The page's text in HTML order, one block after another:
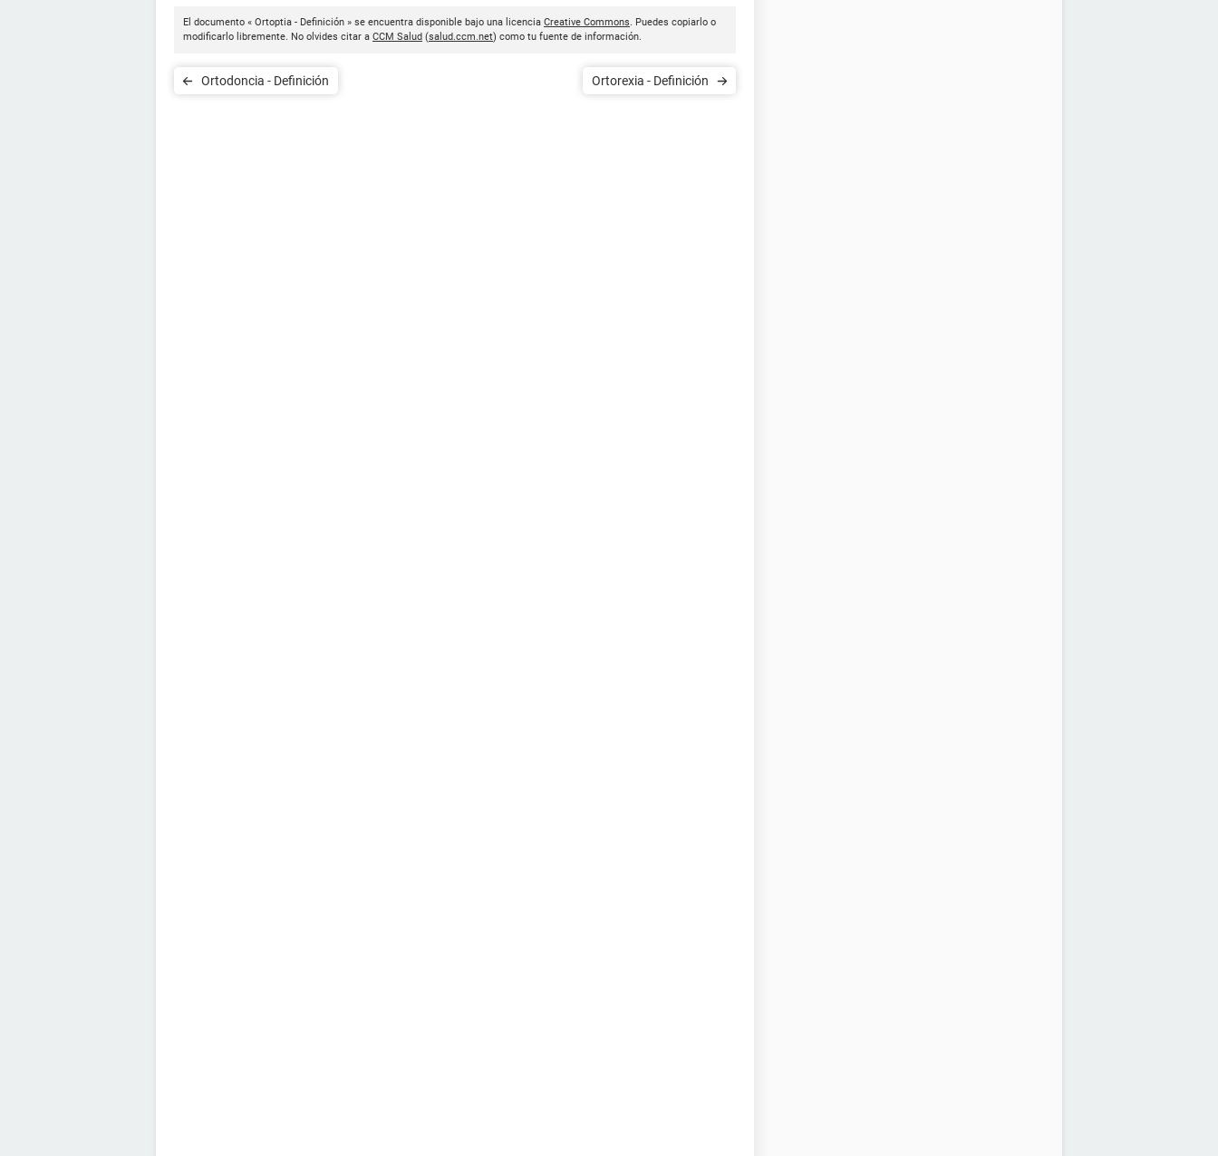
El documento « Ortoptia - Definición » se encuentra disponible bajo una licencia Creative Commons. Puedes copiarlo o
modificarlo libremente. No olvides citar a CCM Salud (salud.ccm.net) como tu fuente de información.
Ortodoncia - Definición Ortorexia - Definición